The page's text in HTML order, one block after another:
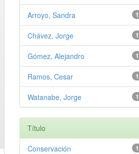
1
Arroyo, Sandra
1
Chávez, Jorge
1
Gómez, Alejandro
1
Ramos, Cesar
1
Watanabe, Jorge
Título
1
Conservación